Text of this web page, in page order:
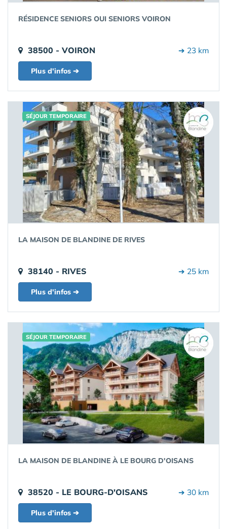
RÉSIDENCE SENIORS OUI SENIORS VOIRON
38500 - VOIRON ➔ 23 km
Plus d'infos ➔
SÉJOUR TEMPORAIRE
LA MAISON DE BLANDINE DE RIVES
38140 - RIVES ➔ 25 km
Plus d'infos ➔
SÉJOUR TEMPORAIRE
LA MAISON DE BLANDINE À LE BOURG D'OISANS
38520 - LE BOURG-D'OISANS ➔ 30 km
Plus d'infos ➔